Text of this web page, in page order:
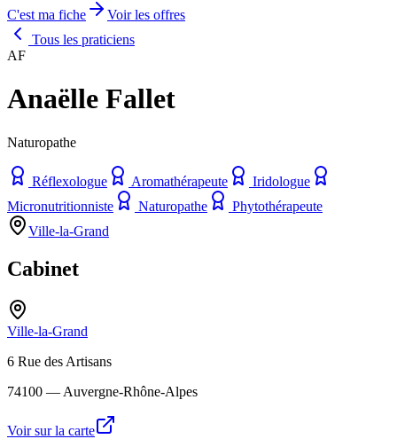
C'est ma fiche
Voir les offres
Tous les praticiens
AF
Anaëlle Fallet
Naturopathe
Réflexologue Aromathérapeute
Iridologue
Micronutritionniste
Naturopathe
Phytothérapeute
Ville-la-Grand
Cabinet
Ville-la-Grand
6 Rue des Artisans
74100 — Auvergne-Rhône-Alpes
Voir sur la carte